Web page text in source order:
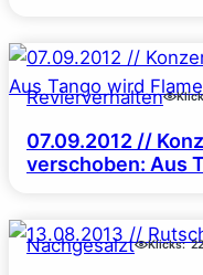
Revierverhalten
07.09.2012 //
verschoben: Aus
Nachgesalzt Klicks: